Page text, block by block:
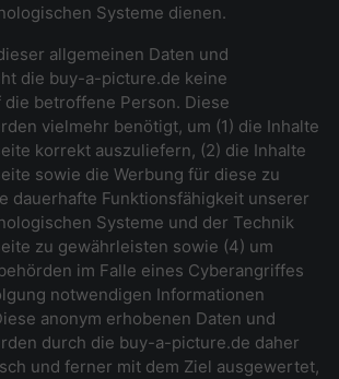
Systeme dienen.
allgemeinen Daten und
die buy-a-picture.de keine
die betroffene Person. Diese
vielmehr benötigt, um (1) die Inhalte
korrekt auszuliefern, (2) die Inhalte
sowie die Werbung für diese zu
dauerhafte Funktionsfähigkeit unserer
Systeme und der Technik
zu gewährleisten sowie (4) um
im Falle eines Cyberangriffes
notwendigen Informationen
anonym erhobenen Daten und
durch die buy-a-picture.de daher
und ferner mit dem Ziel ausgewertet,